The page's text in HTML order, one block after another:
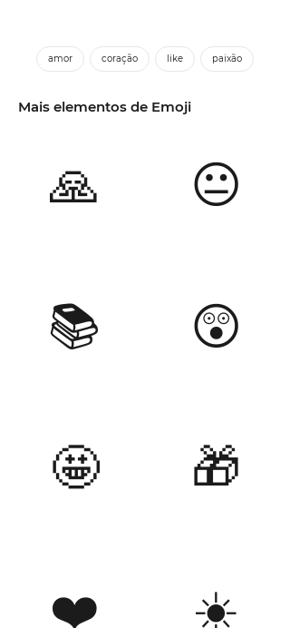
amor coração like paixão
Mais elementos de Emoji
🙏
📚
🤩
❤️
😐
😲
🎁
☀️